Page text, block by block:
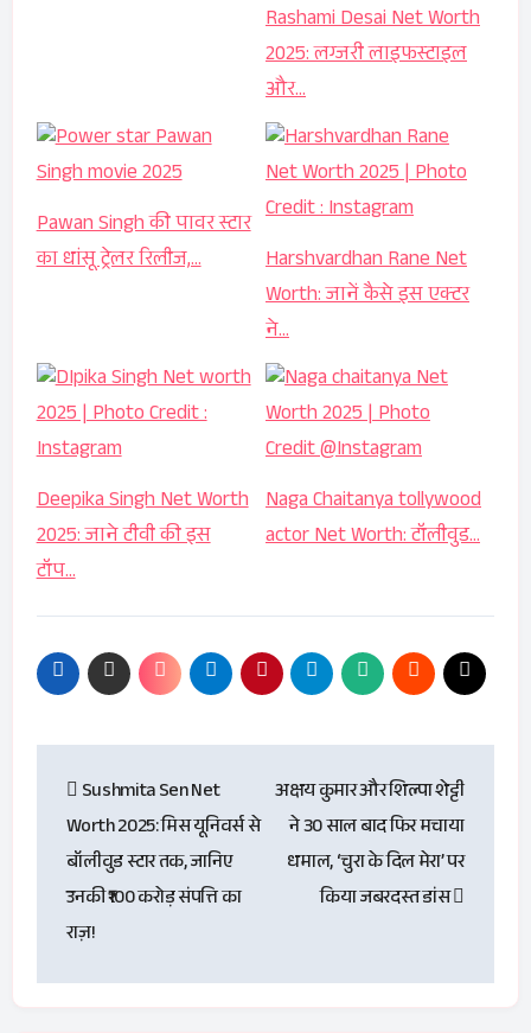
Rashami Desai Net Worth
2025: लग्जरी लाइफस्टाइल
और…
Pawan Singh की पावर स्टार
का धांसू ट्रेलर रिलीज,…
Harshvardhan Rane Net
Worth: जानें कैसे इस एक्टर
ने…
Deepika Singh Net Worth
2025: जाने टीवी की इस
टॉप…
Naga Chaitanya tollywood
actor Net Worth: टॉलीवुड…
navigation
Sushmita Sen Net
Worth 2025: मिस यूनिवर्स से
बॉलीवुड स्टार तक, जानिए
उनकी ₹100 करोड़ संपत्ति का
राज़!
अक्षय कुमार और शिल्पा शेट्टी
ने 30 साल बाद फिर मचाया
धमाल, ‘चुरा के दिल मेरा’ पर
किया जबरदस्त डांस